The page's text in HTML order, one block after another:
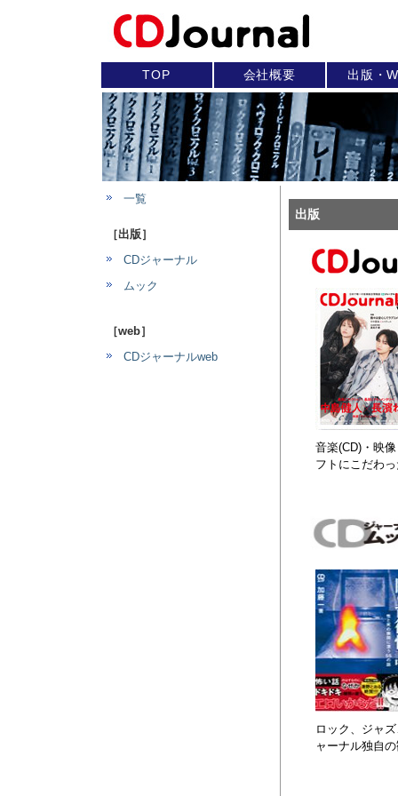
TOP 会社概要 出版・
一覧
［出版］
CDジャーナル
ムック
［web］
CDジャーナルweb
出版
音楽(CD)・映
フトにこだわ
ロック、ジャ
ャーナル独自